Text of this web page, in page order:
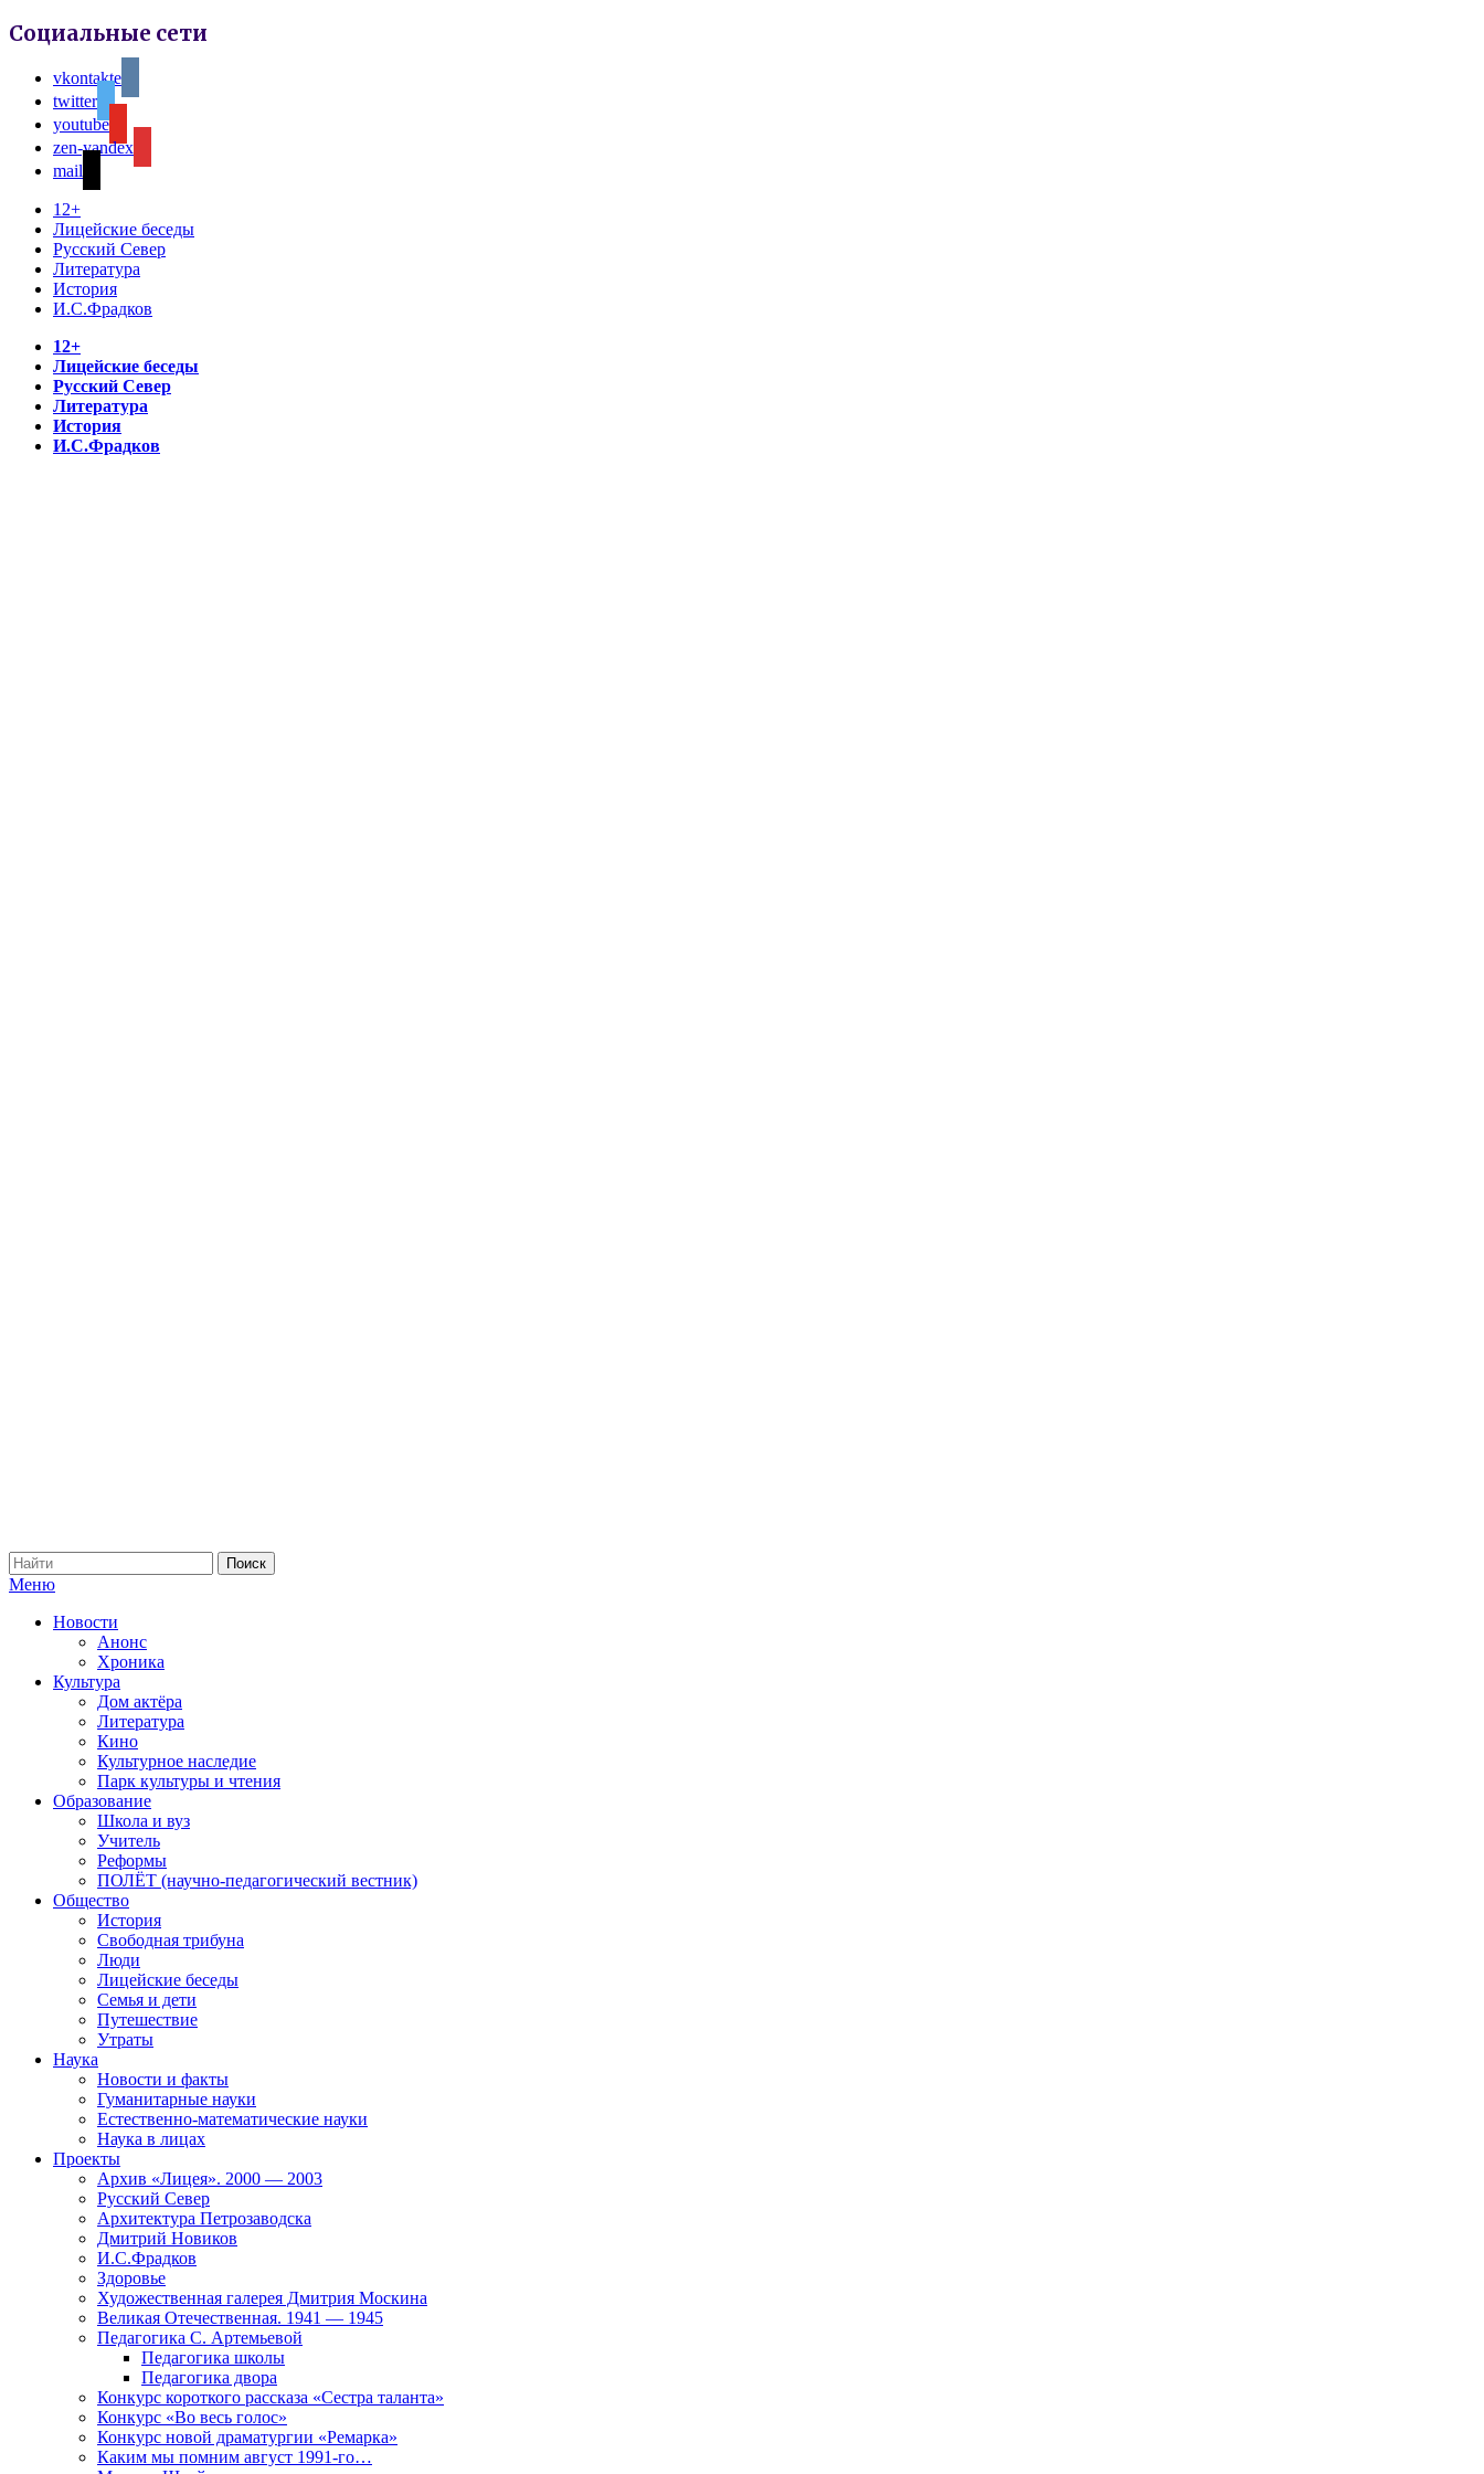
Социальные сети
vkontakte
twitter
youtube
zen-yandex
mail
12+
Лицейские беседы
Русский Север
Литература
История
И.С.Фрадков
12+
Лицейские беседы
Русский Север
Литература
История
И.С.Фрадков
Меню
Новости
Анонс
Хроника
Культура
Дом актёра
Литература
Кино
Культурное наследие
Парк культуры и чтения
Образование
Школа и вуз
Учитель
Реформы
ПОЛЁТ (научно-педагогический вестник)
Общество
История
Свободная трибуна
Люди
Лицейские беседы
Семья и дети
Путешествие
Утраты
Наука
Новости и факты
Гуманитарные науки
Естественно-математические науки
Наука в лицах
Проекты
Архив «Лицея». 2000 — 2003
Русский Север
Архитектура Петрозаводска
Дмитрий Новиков
И.С.Фрадков
Здоровье
Художественная галерея Дмитрия Москина
Великая Отечественная. 1941 — 1945
Педагогика С. Артемьевой
Педагогика школы
Педагогика двора
Конкурс короткого рассказа «Сестра таланта»
Конкурс «Во весь голос»
Конкурс новой драматургии «Ремарка»
Каким мы помним август 1991-го…